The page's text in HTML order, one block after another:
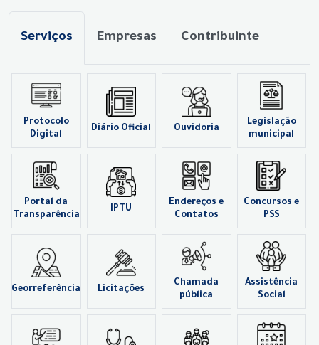
Serviços Empresas Contribuinte
Protocolo
Digital
Diário Oficial Ouvidoria
Legislação
municipal
Portal da
Transparência
IPTU
Endereços e
Contatos
Concursos e
PSS
Georreferência Licitações
Chamada
pública
Assistência
Social